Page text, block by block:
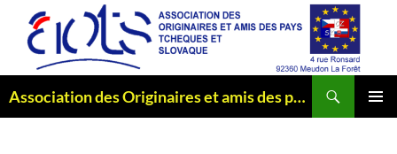
contenu
Association des Originaires et amis des pays Tchèques et Slovaque